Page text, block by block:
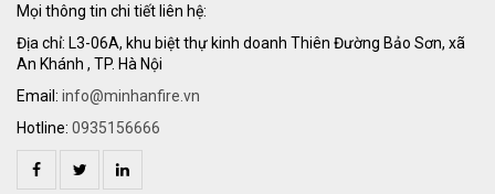
Mọi thông tin chi tiết liên hệ:
Địa chỉ: L3-06A, khu biệt thự kinh doanh Thiên Đường Bảo Sơn, xã
An Khánh , TP. Hà Nội
Email: info@minhanfire.vn
Hotline: 0935156666